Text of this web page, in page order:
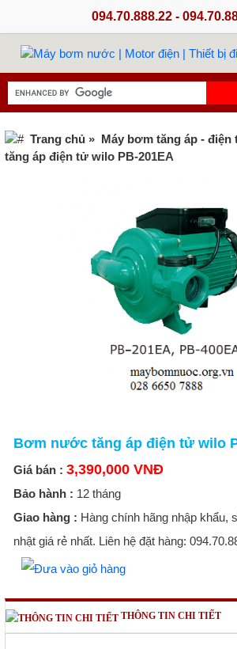
094.70.888.22 -
Trang chủ » Máy bơm tăng áp - điện
tăng áp điện tử wilo PB-201EA
Bơm nước tăng áp điện tử wilo
Giá bán : 3,390,000 VNĐ
Bảo hành : 12 tháng
Giao hàng : Hàng chính hãng nhập khẩu,
nhật giá rẻ nhất. Liên hệ đặt hàng:
THÔNG TIN CHI TIẾT